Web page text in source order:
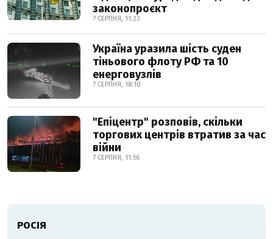
законопроєкт
7 СЕРПНЯ, 11:23
Україна уразила шість суден
тіньового флоту РФ та 10
енерговузлів
7 СЕРПНЯ, 18:10
"Епіцентр" розповів, скільки
торгових центрів втратив за час
війни
7 СЕРПНЯ, 11:56
РОСІЯ